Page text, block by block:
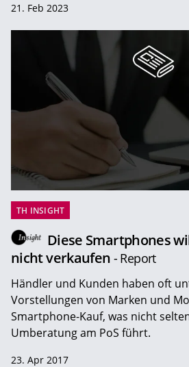
21. Feb 2023
TH INSIGHT
Diese Smartphones
nicht verkaufen - Report
Händler und Kunden haben oft
Vorstellungen von Marken und
Smartphone-Kauf, was nicht
Umberatung am PoS führt.
23. Apr 2017